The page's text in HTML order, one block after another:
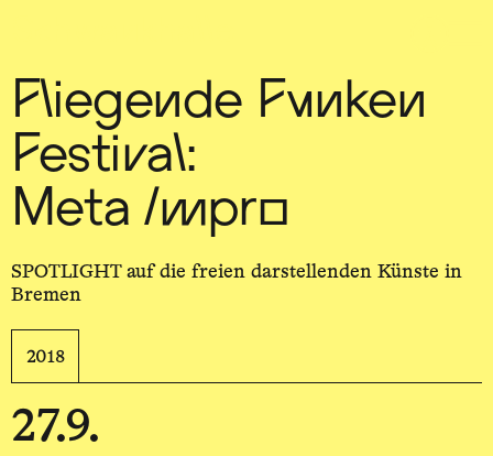
Fliegende Funken
Festival:
Meta Impro
SPOTLIGHT auf die freien darstellenden Künste in
Bremen
2018
27.9.